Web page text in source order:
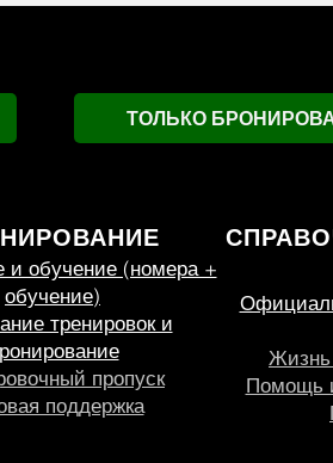
ТОЛЬКО
и обучение (номера +
обучение)
тренировок и
пропуск
поддержка
Жизнь
Помощь